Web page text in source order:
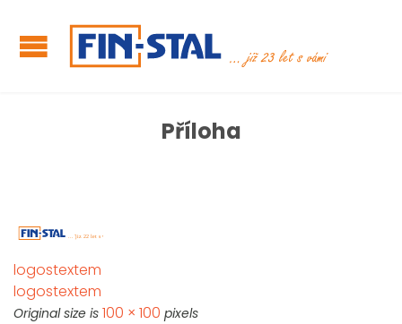
Příloha
logostextem
logostextem
Original size is 100 × 100 pixels